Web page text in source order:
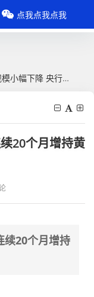
央行连续20个月增持黄金
20个月增持黄
续20个月增持
点我点我点我